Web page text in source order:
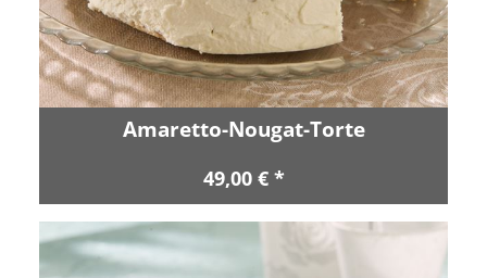
Amaretto-Nougat-Torte
49,00 € *